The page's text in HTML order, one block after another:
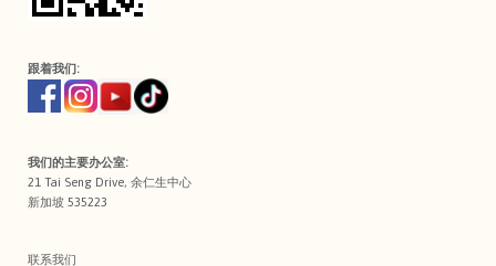
跟着我们:
我们的主要办公室:
21 Tai Seng Drive, 余仁生中心
新加坡 535223
联系我们